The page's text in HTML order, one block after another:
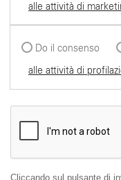
alle attività di
Do il consenso
alle attività di
Cliccando sul pulsante di